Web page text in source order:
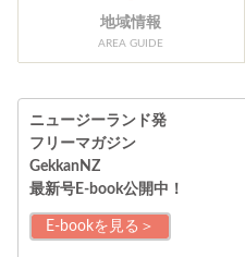
地域情報
AREA GUIDE
ニュージーランド発
フリーマガジン
GekkanNZ
最新号E-book公開中！
E-bookを見る＞